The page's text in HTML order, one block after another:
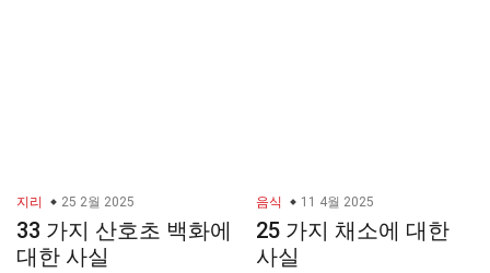
지리 25 2월 2025
33 가지 산호초 백화에
대한 사실
음식 11 4월 2025
25 가지 채소에 대한
사실